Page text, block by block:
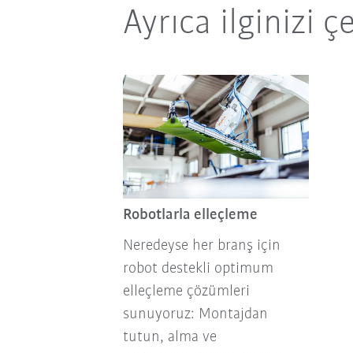
Ayrıca ilginizi
Robotlarla elleçleme
Neredeyse her branş için
robot destekli optimum
elleçleme çözümleri
sunuyoruz: Montajdan
tutun, alma ve